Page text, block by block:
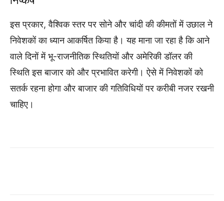
इस प्रकार, वैश्विक स्तर पर सोने और चांदी की कीमतों में उछाल ने
निवेशकों का ध्यान आकर्षित किया है। यह माना जा रहा है कि आने
वाले दिनों में भू-राजनीतिक स्थितियों और अमेरिकी डॉलर की
स्थिति इस बाजार को और प्रभावित करेगी। ऐसे में निवेशकों को
सतर्क रहना होगा और बाजार की गतिविधियों पर करीबी नजर रखनी
चाहिए।